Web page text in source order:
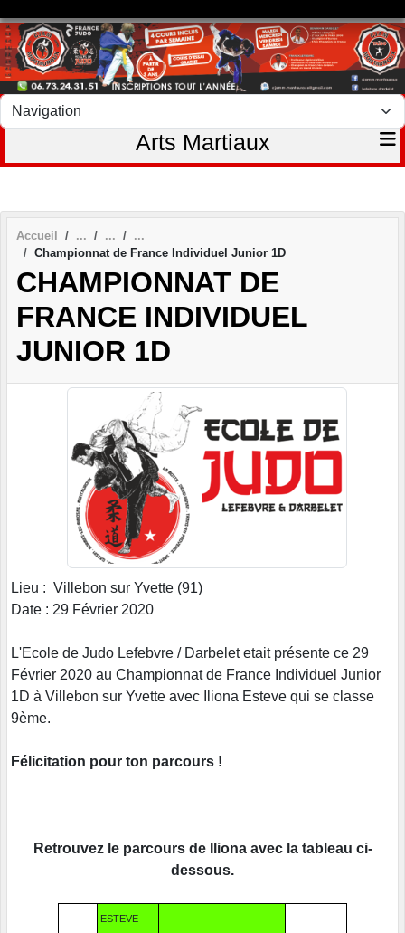
Arts Martiaux
Accueil
Championnat de France Individuel Junior 1D
CHAMPIONNAT DE
FRANCE INDIVIDUEL
JUNIOR 1D
Lieu : Villebon sur Yvette (91)
Date : 29 Février 2020
L'Ecole de Judo Lefebvre / Darbelet etait présente ce 29
Février 2020 au Championnat de France Individuel Junior
1D à Villebon sur Yvette avec Iliona Esteve qui se classe
9ème.
Félicitation pour ton parcours !
Retrouvez le parcours de Iliona avec la tableau ci-
dessous.
ESTEVE